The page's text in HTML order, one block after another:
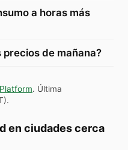
a horas más
precios de mañana?
. Última
).
en ciudades cerca